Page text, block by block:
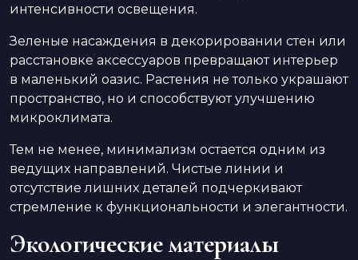
интенсивности освещения.
Зеленые насаждения в декорировании стен или
расстановке аксессуаров превращают интерьер
в маленький оазис. Растения не только украшают
пространство, но и способствуют улучшению
микроклимата.
Тем не менее, минимализм остается одним из
ведущих направлений. Чистые линии и
отсутствие лишних деталей подчеркивают
стремление к функциональности и элегантности.
Экологические материалы